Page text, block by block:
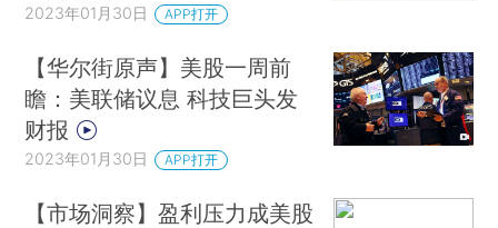
2023年01月30日 APP打开
【华尔街原声】美股一周前
瞻：美联储议息 科技巨头发
财报
2023年01月30日 APP打开
【市场洞察】盈利压力成美股